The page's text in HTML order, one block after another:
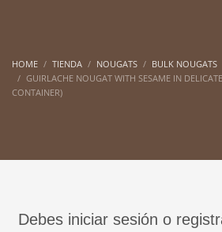
HOME TIENDA NOUGATS
BULK NOUGATS
GUIRLACHE NOUGAT WITH SESAME IN
CONTAINER)
Debes iniciar sesión o